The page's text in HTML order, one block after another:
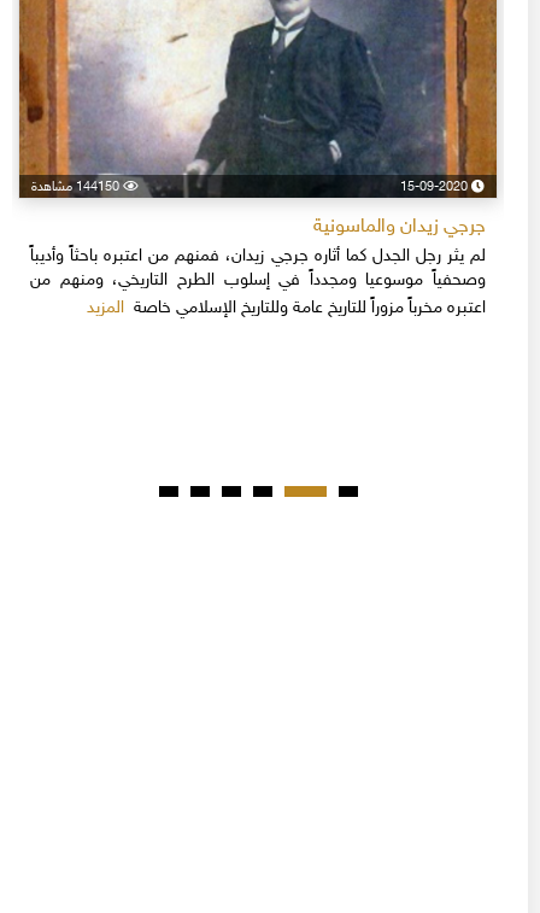
15-09-2020 144150 مشاهدة
جرجي زيدان والماسونية
لم يثر رجل الجدل كما أثاره جرجي زيدان، فمنهم من اعتبره باحثاً وأديباً
وصحفياً موسوعيا ومجدداً في إسلوب الطرح التاريخي، ومنهم من
اعتبره مخرباً مزوراً للتاريخ عامة وللتاريخ الإسلامي خاصةالمزيد